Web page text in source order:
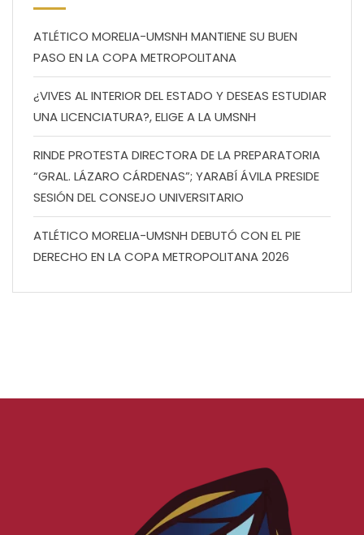
ATLÉTICO MORELIA-UMSNH MANTIENE SU BUEN
PASO EN LA COPA METROPOLITANA
¿VIVES AL INTERIOR DEL ESTADO Y DESEAS ESTUDIAR
UNA LICENCIATURA?, ELIGE A LA UMSNH
RINDE PROTESTA DIRECTORA DE LA PREPARATORIA
“GRAL. LÁZARO CÁRDENAS”; YARABÍ ÁVILA PRESIDE
SESIÓN DEL CONSEJO UNIVERSITARIO
ATLÉTICO MORELIA-UMSNH DEBUTÓ CON EL PIE
DERECHO EN LA COPA METROPOLITANA 2026